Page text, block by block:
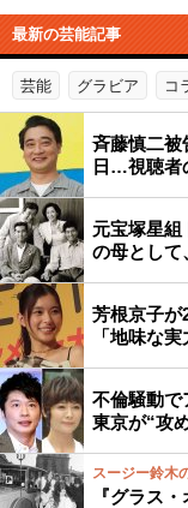
最新の芸能記事
芸能 グラビア コ
斉藤慎二被
日…視聴者
元宝塚星
の母として
芳根京子
「地味な
不倫騒動で
東京が“攻
スージー鈴木
『グラス